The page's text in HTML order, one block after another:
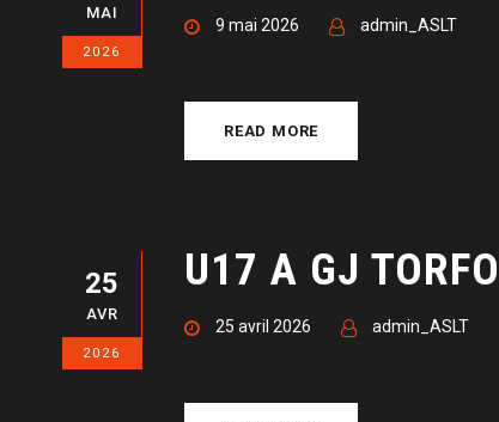
MAI
2026
9 mai 2026 admin_ASLT
READ MORE
25
AVR
2026
U17 A GJ
25 avril 2026 admin_ASLT